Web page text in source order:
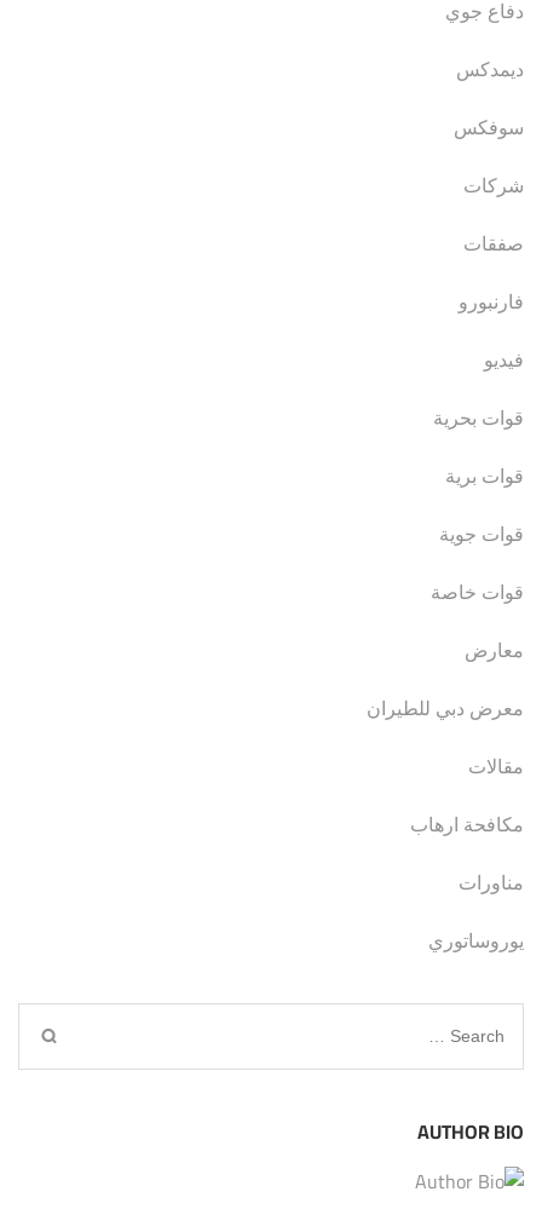
دفاع جوي
ديمدكس
سوفكس
شركات
صفقات
فارنبورو
فيديو
قوات بحرية
قوات برية
قوات جوية
قوات خاصة
معارض
معرض دبي للطيران
مقالات
مكافحة ارهاب
مناورات
يوروساتوري
Search
for:
AUTHOR BIO